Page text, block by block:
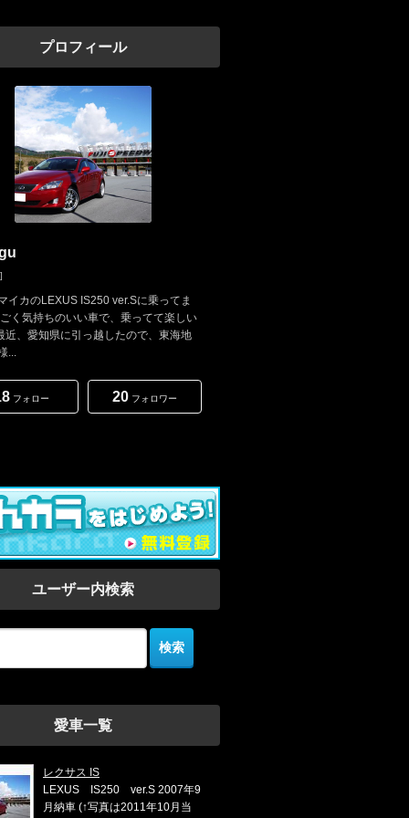
プロフィール
イカのLEXUS IS250 ver.Sに乗ってま
く気持ちのいい車で、乗ってて楽しい
近、愛知県に引っ越したので、東海地
...
フォロー 20 フォロワー
ユーザー内検索
愛車一覧
レクサス IS
LEXUS IS250 ver.S 2007年9
月納車 (↑写真は2011年10月当